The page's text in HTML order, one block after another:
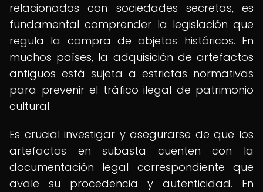
relacionados con sociedades secretas, es
fundamental comprender la legislación que
regula la compra de objetos históricos. En
muchos países, la adquisición de artefactos
antiguos está sujeta a estrictas normativas
para prevenir el tráfico ilegal de patrimonio
cultural.
Es crucial investigar y asegurarse de que los
artefactos en subasta cuenten con la
documentación legal correspondiente que
avale su procedencia y autenticidad. En